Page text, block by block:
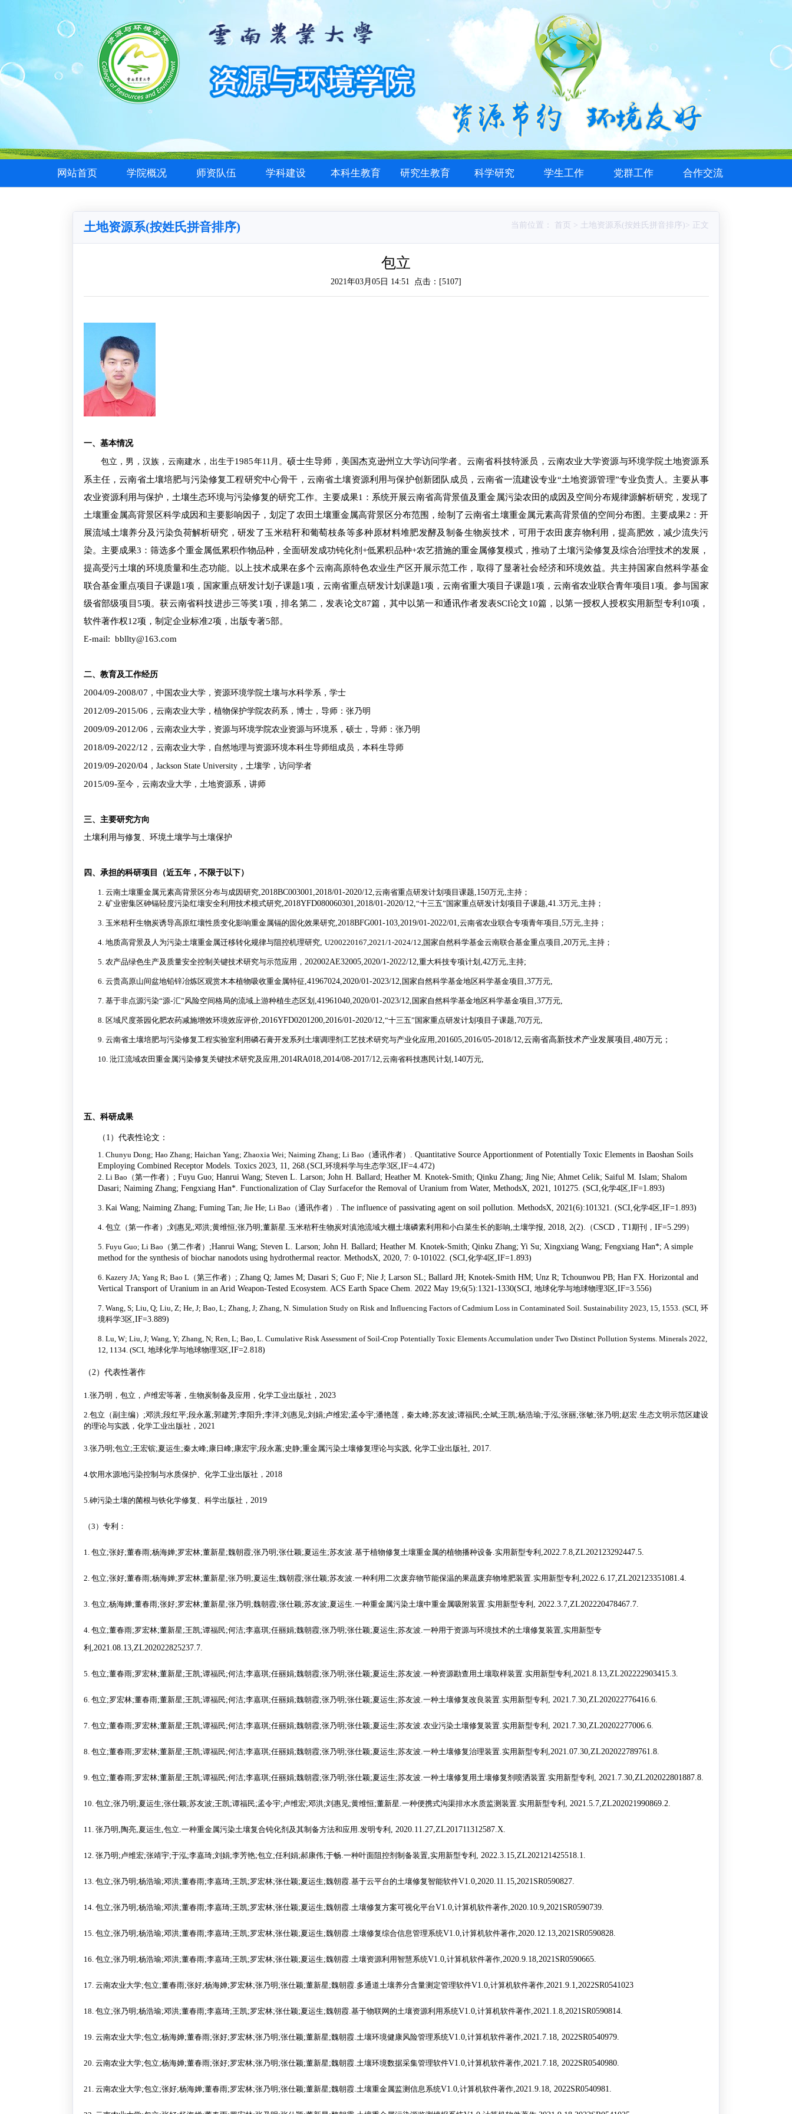
网站首页 学院概况 师资队伍 学科建设 本科生教育 研究生教育 科学研究 学生工作 党群工作 合作交流
土地资源系(按姓氏拼音排序) 当前位置： 首页 > 土地资源系(按姓氏拼音排序)> 正文
包立
2021年03月05日 14:51 点击：[5107]
一、基本情况
包立，男，汉族，云南建水，出生于1985年11 月。硕士生导师，美国杰克逊州立大学访问学者。云南省科技特派员，云南农业大学资源与环境学院土地资源系
系主任，云南省土壤培肥与污染修复工程研究中心骨干，云南省土壤资源利用与保护创新团队成员，云南省一流建设专业“土地资源管理”专业负责人。主要从事
农业资源利用与保护，土壤生态环境与污染修复的研究工作。主要成果1：系统开展云南省高背景值及重金属污染农田的成因及空间分布规律源解析研究，发现了
土壤重金属高背景区科学成因和主要影响因子，划定了农田土壤重金属高背景区分布范围，绘制了云南省土壤重金属元素高背景值的空间分布图。主要成果2：开
展流域土壤养分及污染负荷解析研究，研发了玉米秸秆和葡萄枝条等多种原材料堆肥发酵及制备生物炭技术，可用于农田废弃物利用，提高肥效，减少流失污
染。主要成果3：筛选多个重金属低累积作物品种，全面研发成功钝化剂+低累积品种+农艺措施的重金属修复模式，推动了土壤污染修复及综合治理技术的发展，
提高受污土壤的环境质量和生态功能。以上技术成果在多个云南高原特色农业生产区开展示范工作，取得了显著社会经济和环境效益。共主持国家自然科学基金
联合基金重点项目子课题1项，国家重点研发计划子课题1项，云南省重点研发计划课题1项，云南省重大项目子课题1项，云南省农业联合青年项目1项。参与国家
级省部级项目5项。获云南省科技进步三等奖1项，排名第二，发表论文87篇，其中以第一和通讯作者发表SCI论文10篇，以第一授权人授权实用新型专利10项，
软件著作权12项，制定企业标准2项，出版专著5部。
E-mail: bbllty@163.com
二、教育及工作经历
2004/09-2008/07 ，中国农业大学，资源环境学院土壤与水科学系，学士
2012/09-2015/06 ，云南农业大学，植物保护学院农药系，博士，导师：张乃明
2009/09-2012/06 ，云南农业大学，资源与环境学院农业资源与环境系，硕士，导师：张乃明
2018/09-2022/12 ，云南农业大学，自然地理与资源环境本科生导师组成员，本科生导师
2019/09-2020/04， Jackson State University，土壤学，访问学者
2015/09-至今，云南农业大学，土地资源系，讲师
三、主要研究方向
土壤利用与修复、环境土壤学与土壤保护
四、承担的科研项目（近五年，不限于以下）
1. 云南土壤重金属元素高背景区分布与成因研究,2018BC003001,2018/01-2020/12, 云南省重点研发计划项目课题 ,150万元, 主持；
2. 矿业密集区砷镉轻度污染红壤安全利用技术模式研究,2018YFD080060301,2018/01-2020/12, “十三五”国家重点研发计划项目子课题 ,41.3万元, 主持；
3. 玉米秸秆生物炭诱导高原红壤性质变化影响重金属镉的固化效果研究,2018BFG001-103,2019/01-2022/01, 云南省农业联合专项青年项目 ,5万元, 主持；
4. 地质高背景及人为污染土壤重金属迁移转化规律与阻控机理研究, U200220167,2021/1-2024/12, 国家自然科学基金云南联合基金重点项目 ,20万元, 主持；
5. 农产品绿色生产及质量安全控制关键技术研究与示范应用， 202002AE32005,2020/1-2022/12, 重大科技专项计划 ,42万元, 主持;
6. 云贵高原山间盆地铅锌冶炼区观赏木本植物吸收重金属特征 ,41967024,2020/01-2023/12, 国家自然科学基金地区科学基金项目 ,37万元,
7. 基于非点源污染“源-汇”风险空间格局的流域上游种植生态区划 ,41961040,2020/01-2023/12, 国家自然科学基金地区科学基金项目 ,37万元,
8. 区域尺度茶园化肥农药减施增效环境效应评价,2016YFD0201200,2016/01-2020/12, “十三五”国家重点研发计划项目子课题 ,70万元,
9. 云南省土壤培肥与污染修复工程实验室利用磷石膏开发系列土壤调理剂工艺技术研究与产业化应用 201605,2016/05-2018/12, 云南省高新技术产业发展项目 ,480万元；
10. 沘江流域农田重金属污染修复关键技术研究及应用 ,2014RA018,2014/08-2017/12, 云南省科技惠民计划 ,140万元,
五、科研成果
（1）代表性论文：
1. Chunyu Dong; Hao Zhang; Haichan Yang; Zhaoxia Wei; Naiming Zhang; Li Bao （通讯作者）
. Quantitative Source Apportionment of Potentially Toxic Elements in Baoshan Soils
Employing Combined Receptor Models. Toxics 2023, 11, 268.(SCI, 环境科学与生态学3区,IF=4.472)
2. Li Bao （第一作者） ; Fuyu Guo; Hanrui Wang; Steven L. Larson; John H. Ballard; Heather M. Knotek-Smith; Qinku Zhang; Jing Nie; Ahmet Celik; Saiful M. Islam; Shalom
Dasari; Naiming Zhang; Fengxiang Han*. Functionalization of Clay Surfacefor the Removal of Uranium from Water, MethodsX, 2021, 101275. (SCI, 化学4区,IF=1.893)
3. Kai Wang; Naiming Zhang; Fuming Tan; Jie He; Li Bao （通讯作者） . The influence of passivating agent on soil pollution. MethodsX, 2021(6):101321. (SCI, 化学4区,IF=1.893)
4. 包立（第一作者） ;刘惠见;邓洪;黄维恒;张乃明;董新星 玉米秸秆生物炭对滇池流域大棚土壤磷素利用和小白菜生长的影响 土壤学报 , 2018, 2(2). （CSCD， T1期刊， IF=5.299）
5. Fuyu Guo; Li Bao （第二作者） ;Hanrui Wang; Steven L. Larson; John H. Ballard; Heather M. Knotek-Smith; Qinku Zhang; Yi Su; Xingxiang Wang; Fengxiang Han*; A simple
method for the synthesis of biochar nanodots using hydrothermal reactor. MethodsX, 2020, 7: 0-101022. (SCI, 化学4区,IF=1.893)
6. Kazery JA; Yang R; Bao L（第三作者） ; Zhang Q; James M; Dasari S; Guo F; Nie J; Larson SL; Ballard JH; Knotek-Smith HM; Unz R; Tchounwou PB; Han FX. Horizontal and
Vertical Transport of Uranium in an Arid Weapon-Tested Ecosystem. ACS Earth Space Chem. 2022 May 19;6(5):1321-1330(SCI, 地球化学与地球物理3区,IF=3.556)
7. Wang, S; Liu, Q; Liu, Z; He, J; Bao, L; Zhang, J; Zhang, N. Simulation Study on Risk and Influencing Factors of Cadmium Loss in Contaminated Soil. Sustainability 2023, 15, 1553. (SCI, 环
境科学3区,IF=3.889)
8. Lu, W; Liu, J; Wang, Y; Zhang, N; Ren, L; Bao, L. Cumulative Risk Assessment of Soil-Crop Potentially Toxic Elements Accumulation under Two Distinct Pollution Systems. Minerals 2022,
12, 1134. (SCI, 地球化学与地球物理3区,IF=2.818)
（2）代表性著作
1. 张乃明，包立，卢维宏等著，生物炭制备及应用，化学工业出版社， 2023
2. 包立（副主编） ;邓洪;段红平;段永蕙;郭建芳;李阳升;李洋;刘惠见;刘娟; 卢维宏;孟令宇;潘艳莲，秦太峰;苏友波;谭福民;仝斌;王凯;杨浩瑜;于泓;张丽;张敏;张乃明;赵宏. 生态文明示范区建设
的理论与实践，化学工业出版社， 2021
3. 张乃明;包立;王宏镔;夏运生;秦太峰;康日峰;康宏宇;段永蕙;史静;重金属污染土壤修复理论与实践 化学工业出版社 , 2017.
4. 饮用水源地污染控制与水质保护、化学工业出版社， 2018
5. 砷污染土壤的菌根与铁化学修复、科学出版社， 2019
（3）专利：
1. 包立;张好;董春雨;杨海婵;罗宏林;董新星;魏朝霞;张乃明;张仕颖;夏运生;苏友波 基于植物修复土壤重金属的植物播种设备 实用新型专利 ,2022.7.8,ZL202123292447.5.
2. 包立;张好;董春雨;杨海婵;罗宏林;董新星;张乃明;夏运生;魏朝霞;张仕颖;苏友波 一种利用二次废弃物节能保温的果蔬废弃物堆肥装置. 实用新型专利 ,2022.6.17,ZL202123351081.4.
3. 包立;杨海婵;董春雨;张好;罗宏林;董新星;张乃明;魏朝霞;张仕颖;苏友波;夏运生 一种重金属污染土壤中重金属吸附装置. 实用新型专利 , 2022.3.7,ZL202220478467.7.
4. 包立;董春雨;罗宏林;董新星;王凯;谭福民;何洁;李嘉琪;任丽娟;魏朝霞;张乃明;张仕颖;夏运生;苏友波 一种用于资源与环境技术的土壤修复装置, 实用新型专
利 ,2021.08.13,ZL202022825237.7.
5. 包立;董春雨;罗宏林;董新星;王凯;谭福民;何洁;李嘉琪;任丽娟;魏朝霞;张乃明;张仕颖;夏运生;苏友波 一种资源勘查用土壤取样装置. 实用新型专利 ,2021.8.13,ZL202222903415.3.
6. 包立;罗宏林;董春雨;董新星;王凯;谭福民;何洁;李嘉琪;任丽娟;魏朝霞;张乃明;张仕颖;夏运生;苏友波 一种土壤修复改良装置. 实用新型专利 , 2021.7.30,ZL202022776416.6.
7. 包立;董春雨;罗宏林;董新星;王凯;谭福民;何洁;李嘉琪;任丽娟;魏朝霞;张乃明;张仕颖;夏运生;苏友波 农业污染土壤修复装置. 实用新型专利 , 2021.7.30,ZL20202277006.6.
8. 包立;董春雨;罗宏林;董新星;王凯;谭福民;何洁;李嘉琪;任丽娟;魏朝霞;张乃明;张仕颖;夏运生;苏友波 一种土壤修复治理装置. 实用新型专利 ,2021.07.30,ZL202022789761.8.
9. 包立;董春雨;罗宏林;董新星;王凯;谭福民;何洁;李嘉琪;任丽娟;魏朝霞;张乃明;张仕颖;夏运生;苏友波 一种土壤修复用土壤修复剂喷洒装置. 实用新型专利 , 2021.7.30,ZL202022801887.8.
10. 包立;张乃明;夏运生;张仕颖;苏友波;王凯;谭福民;孟令宇; 卢维宏;邓洪;刘惠见;黄维恒;董新星 一种便携式沟渠排水水质监测装置. 实用新型专利 , 2021.5.7,ZL202021990869.2.
11. 张乃明 陶亮, 夏运生 包立 一种重金属污染土壤复合钝化剂及其制备方法和应用 发明专利 , 2020.11.27,ZL201711312587.X.
12. 张乃明; 卢维宏;张靖宇;于泓;李嘉琦;刘娟;李芳艳;包立;任利娟;郝康伟;于畅 一种叶面阻控剂制备装置, 实用新型专利 , 2022.3.15,ZL202121425518.1.
13. 包立;张乃明;杨浩瑜;邓洪;董春雨;李嘉琦;王凯;罗宏林;张仕颖;夏运生;魏朝霞. 基于云平台的土壤修复智能软件V1.0,2020.11.15,2021SR0590827.
14. 包立;张乃明;杨浩瑜;邓洪;董春雨;李嘉琦;王凯;罗宏林;张仕颖;夏运生;魏朝霞. 土壤修复方案可视化平台V1.0, 计算机软件著作,2020.10.9,2021SR0590739.
15. 包立;张乃明;杨浩瑜;邓洪;董春雨;李嘉琦;王凯;罗宏林;张仕颖;夏运生;魏朝霞. 土壤修复综合信息管理系统V1.0, 计算机软件著作,2020.12.13,2021SR0590828.
16. 包立;张乃明;杨浩瑜;邓洪;董春雨;李嘉琦;王凯;罗宏林;张仕颖;夏运生;魏朝霞. 土壤资源利用智慧系统V1.0, 计算机软件著作,2020.9.18,2021SR0590665.
17. 云南农业大学;包立;董春雨;张好;杨海婵;罗宏林;张乃明;张仕颖;董新星;魏朝霞. 多通道土壤养分含量测定管理软件V1.0, 计算机软件著作,2021.9.1,2022SR0541023
18. 包立;张乃明;杨浩瑜;邓洪;董春雨;李嘉琦;王凯;罗宏林;张仕颖;夏运生;魏朝霞. 基于物联网的土壤资源利用系统V1.0, 计算机软件著作,2021.1.8,2021SR0590814.
19. 云南农业大学;包立;杨海婵;董春雨;张好;罗宏林;张乃明;张仕颖;董新星;魏朝霞. 土壤环境健康风险管理系统V1.0, 计算机软件著作,2021.7.18, 2022SR0540979.
20. 云南农业大学;包立;杨海婵;董春雨;张好;罗宏林;张乃明;张仕颖;董新星;魏朝霞. 土壤环境数据采集管理软件V1.0, 计算机软件著作,2021.7.18, 2022SR0540980.
21. 云南农业大学;包立;张好;杨海婵;董春雨;罗宏林;张乃明;张仕颖;董新星;魏朝霞. 土壤重金属监测信息系统V1.0, 计算机软件著作,2021.9.18, 2022SR0540981.